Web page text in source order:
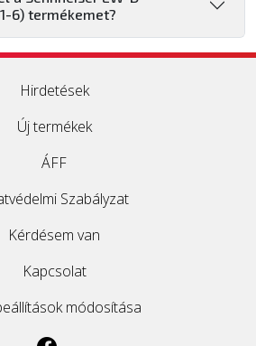
6) termékemet?
Hirdetések
Új termékek
ÁFF
Szabályzat
Kérdésem van
Kapcsolat
módosítása